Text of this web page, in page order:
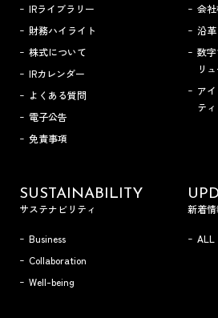
IRライブラリー
財務ハイライト
株式について
IRカレンダー
よくある質問
電子公告
免責事項
会
沿革
数
リ
ア
ティ
SUSTAINABILITY
サステナビリティ
Business
Collaboration
Well-being
新着情
ALL